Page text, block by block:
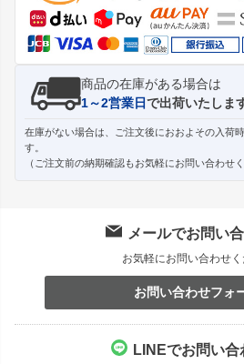
商品の在庫がある場合は
1～2営業日で出荷いたしま
在庫がない場合は、ご注文後におおよその入荷
す。
（ご注文前の納期確認もお気軽にお問い合わせく
メールでお問い
お気軽にお問い合わせく
お問い合わせフォ
LINEでお問い合